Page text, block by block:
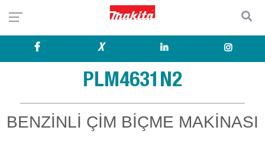
X
PLM4631N2
BENZİNLİ ÇİM BİÇME MAKİNASI